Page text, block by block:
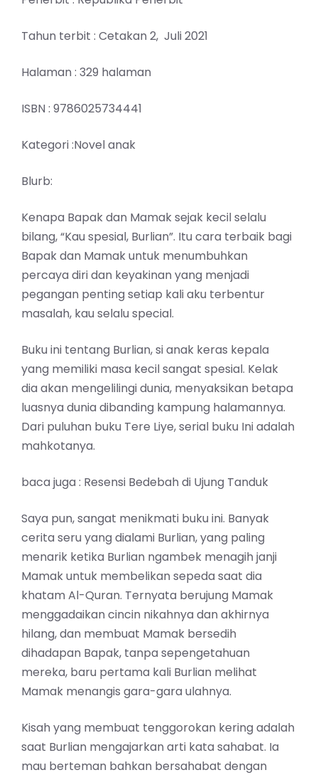
Tahun terbit : Cetakan 2, Juli 2021
Halaman : 329 halaman
ISBN : 9786025734441
Kategori :Novel anak
Blurb:
Kenapa Bapak dan Mamak sejak kecil selalu
bilang, “Kau spesial, Burlian”. Itu cara terbaik bagi
Bapak dan Mamak untuk menumbuhkan
percaya diri dan keyakinan yang menjadi
pegangan penting setiap kali aku terbentur
masalah, kau selalu special.
Buku ini tentang Burlian, si anak keras kepala
yang memiliki masa kecil sangat spesial. Kelak
dia akan mengelilingi dunia, menyaksikan betapa
luasnya dunia dibanding kampung halamannya.
Dari puluhan buku Tere Liye, serial buku Ini adalah
mahkotanya.
baca juga : Resensi Bedebah di Ujung Tanduk
Saya pun, sangat menikmati buku ini. Banyak
cerita seru yang dialami Burlian, yang paling
menarik ketika Burlian ngambek menagih janji
Mamak untuk membelikan sepeda saat dia
khatam Al-Quran. Ternyata berujung Mamak
menggadaikan cincin nikahnya dan akhirnya
hilang, dan membuat Mamak bersedih
dihadapan Bapak, tanpa sepengetahuan
mereka, baru pertama kali Burlian melihat
Mamak menangis gara-gara ulahnya.
Kisah yang membuat tenggorokan kering adalah
saat Burlian mengajarkan arti kata sahabat. Ia
mau berteman bahkan bersahabat dengan